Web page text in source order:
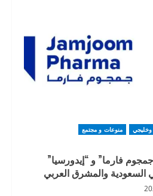
منوعات و مجتمع
فارما” و “إيدورسيا”
السعودية والمشرق العربي